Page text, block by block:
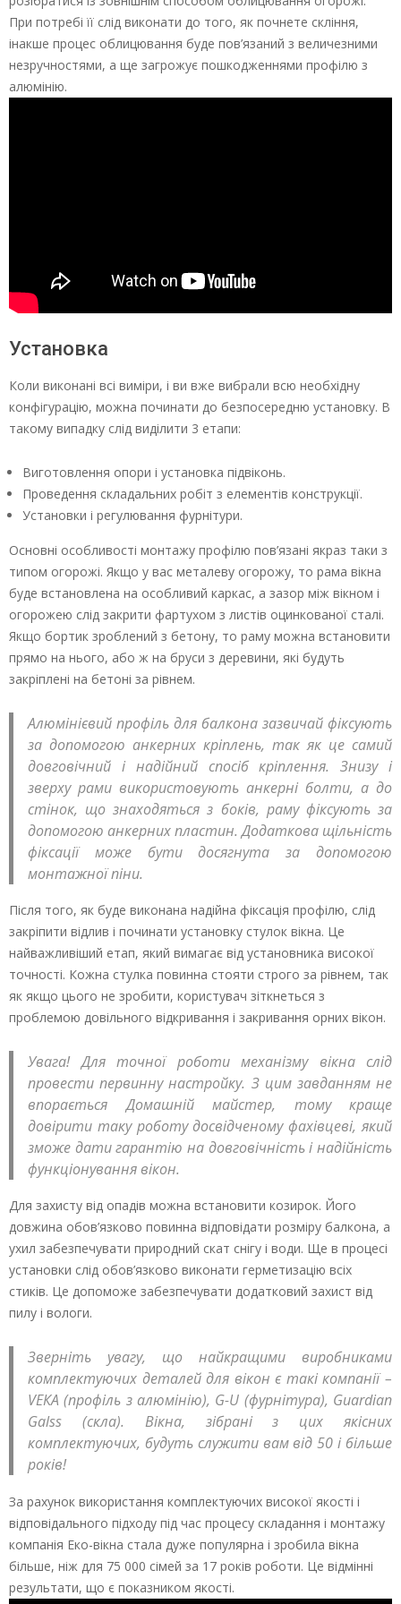
При потребі її слід виконати до того, як почнете скління,
інакше процес облицювання буде пов’язаний з величезними
незручностями, а ще загрожує пошкодженнями профілю з
алюмінію.
Установка
Коли виконані всі виміри, і ви вже вибрали всю необхідну
конфігурацію, можна починати до безпосередню установку. В
такому випадку слід виділити 3 етапи:
Виготовлення опори і установка підвіконь.
Проведення складальних робіт з елементів конструкції.
Установки і регулювання фурнітури.
Основні особливості монтажу профілю пов’язані якраз таки з
типом огорожі. Якщо у вас металеву огорожу, то рама вікна
буде встановлена на особливий каркас, а зазор між вікном і
огорожею слід закрити фартухом з листів оцинкованої сталі.
Якщо бортик зроблений з бетону, то раму можна встановити
прямо на нього, або ж на бруси з деревини, які будуть
закріплені на бетоні за рівнем.
Алюмінієвий профіль для балкона зазвичай фіксують
за допомогою анкерних кріплень, так як це самий
довговічний і надійний спосіб кріплення. Знизу і
зверху рами використовують анкерні болти, а до
стінок, що знаходяться з боків, раму фіксують за
допомогою анкерних пластин. Додаткова щільність
фіксації може бути досягнута за допомогою
монтажної піни.
Після того, як буде виконана надійна фіксація профілю, слід
закріпити відлив і починати установку стулок вікна. Це
найважливіший етап, який вимагає від установника високої
точності. Кожна стулка повинна стояти строго за рівнем, так
як якщо цього не зробити, користувач зіткнеться з
проблемою довільного відкривання і закривання орних вікон.
Увага! Для точної роботи механізму вікна слід
провести первинну настройку. З цим завданням не
впорається Домашній майстер, тому краще
довірити таку роботу досвідченому фахівцеві, який
зможе дати гарантію на довговічність і надійність
функціонування вікон.
Для захисту від опадів можна встановити козирок. Його
довжина обов’язково повинна відповідати розміру балкона, а
ухил забезпечувати природний скат снігу і води. Ще в процесі
установки слід обов’язково виконати герметизацію всіх
стиків. Це допоможе забезпечувати додатковий захист від
пилу і вологи.
Зверніть увагу, що найкращими виробниками
комплектуючих деталей для вікон є такі компанії –
VЕКА (профіль з алюмінію), G-U (фурнітура), Guаrdiаn
Gаlss (скла). Вікна, зібрані з цих якісних
комплектуючих, будуть служити вам від 50 і більше
років!
За рахунок використання комплектуючих високої якості і
відповідального підходу під час процесу складання і монтажу
компанія Еко-вікна стала дуже популярна і зробила вікна
більше, ніж для 75 000 сімей за 17 років роботи. Це відмінні
результати, що є показником якості.